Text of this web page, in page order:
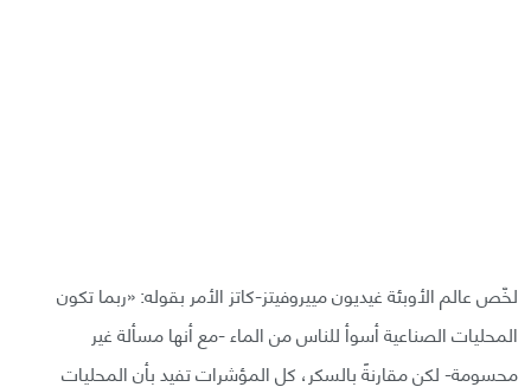
لخّص عالم الأوبئة غيديون مييروفيتز-كاتز الأمر بقوله: «ربما تكون
المحليات الصناعية أسوأ للناس من الماء -مع أنها مسألة غير
محسومة- لكن مقارنةً بالسكر، كل المؤشرات تفيد بأن المحليات